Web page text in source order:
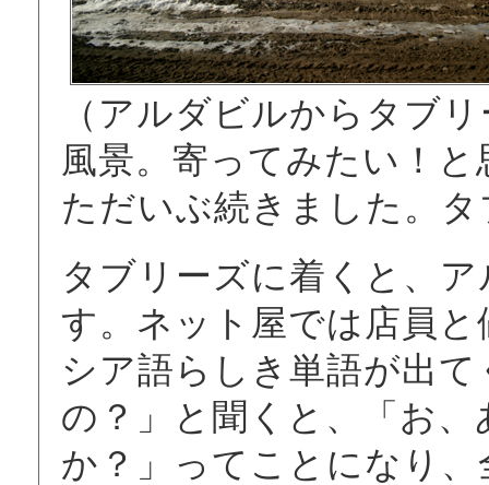
（アルダビルからタブ
風景。寄ってみたい！
ただいぶ続きました。
タブリーズに着くと、
す。ネット屋では店員
シア語らしき単語が出
の？」と聞くと、「お
か？」ってことになり